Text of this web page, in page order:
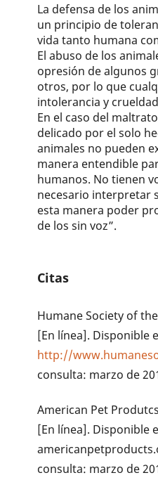
La defensa de los
un principio de
vida tanto humana
El abuso de los
opresión de algunos
otros, por lo que
intolerancia y
En el caso del
delicado por el solo
animales no pueden
manera entendible
humanos. No tienen
necesario interpretar
esta manera poder
de los sin voz”.
Citas
Humane Society of
[En línea]. Disponible
http://
consulta: marzo de
American Pet
[En línea]. Disponible
consulta: marzo de